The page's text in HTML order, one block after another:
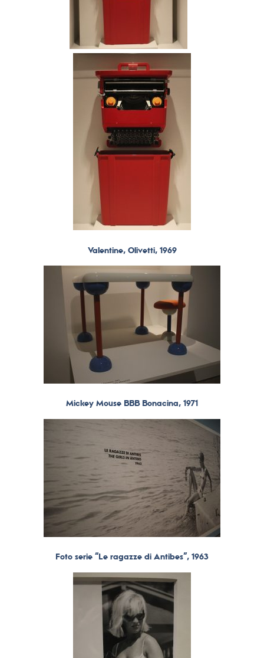
Valentine, Olivetti, 1969
Mickey Mouse BBB Bonacina, 1971
Foto serie “Le ragazze di Antibes”, 1963